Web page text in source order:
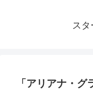
スタ
「アリアナ・